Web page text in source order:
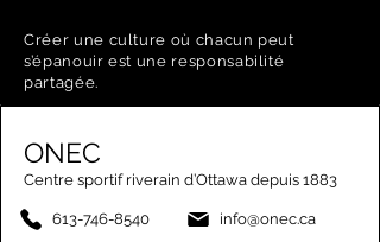
Créer une culture où chacun peut
s’épanouir est une responsabilité
partagée.
ONEC
Centre sportif riverain d’Ottawa depuis 1883
613-746-8540 info@onec.ca